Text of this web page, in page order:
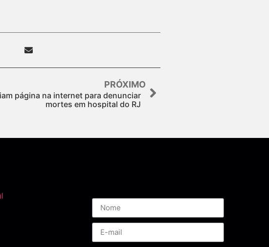
PRÓXIMO
página na internet para denunciar
mortes em hospital do RJ